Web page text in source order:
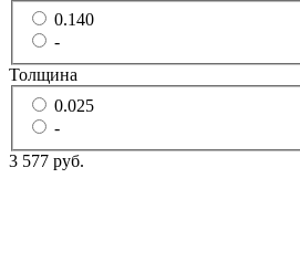
0.140
-
Толщина
0.025
-
3 577 руб.